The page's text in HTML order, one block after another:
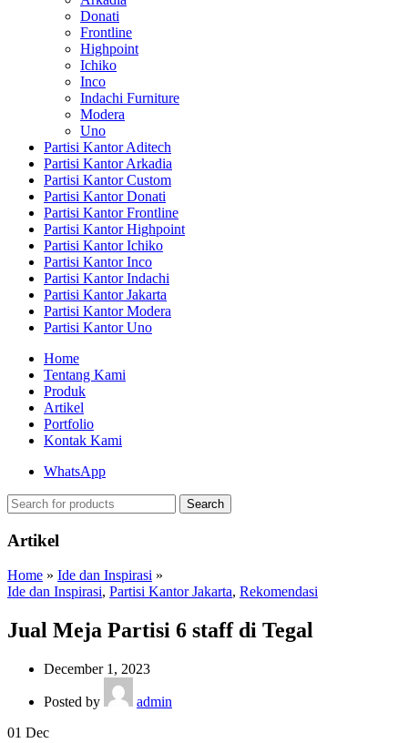
Donati
Frontline
Highpoint
Ichiko
Inco
Indachi Furniture
Modera
Uno
Partisi Kantor Aditech
Partisi Kantor Arkadia
Partisi Kantor Custom
Partisi Kantor Donati
Partisi Kantor Frontline
Partisi Kantor Highpoint
Partisi Kantor Ichiko
Partisi Kantor Inco
Partisi Kantor Indachi
Partisi Kantor Jakarta
Partisi Kantor Modera
Partisi Kantor Uno
Home
Tentang Kami
Produk
Artikel
Portfolio
Kontak Kami
WhatsApp
Search
Artikel
Home » Ide dan Inspirasi »
Ide dan Inspirasi, Partisi Kantor Jakarta, Rekomendasi
Jual Meja Partisi 6 staff di Tegal
December 1, 2023
Posted by
admin
01 Dec